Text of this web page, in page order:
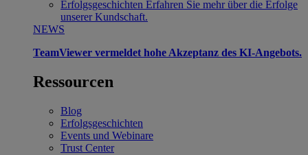
Erfolgsgeschichten Erfahren Sie mehr über die Erfolge
unserer Kundschaft.
NEWS
TeamViewer vermeldet hohe Akzeptanz des KI-Angebots.
Ressourcen
Blog
Erfolgsgeschichten
Events und Webinare
Trust Center